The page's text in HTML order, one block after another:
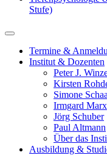
Stufe)
Termine &
Institut & Dozenten
Peter J.
Kirsten
Simone
Irmgard Marx
Jörg Schuber
Paul Altmann
Über das
Ausbildung &